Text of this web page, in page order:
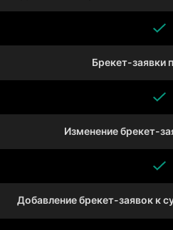
Брекет-заявки
Изменение брекет-
Добавление брекет-заявок к